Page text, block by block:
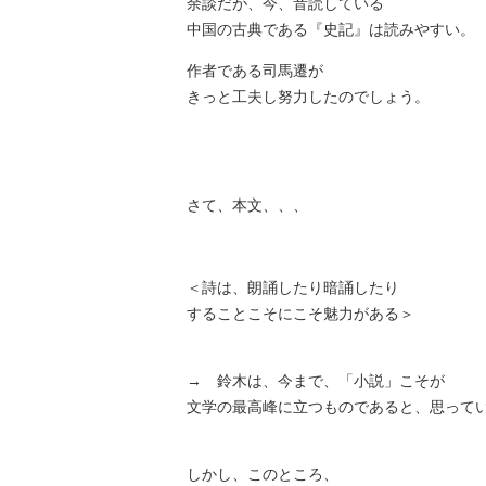
中国の古典である『史記』は読みやすい。
作者である司馬遷が
きっと工夫し努力したのでしょう。
さて、本文、、、
＜詩は、朗誦したり暗誦したり
することこそにこそ魅力がある＞
→ 鈴木は、今まで、「小説」こそが
文学の最高峰に立つものであると、思って
しかし、このところ、